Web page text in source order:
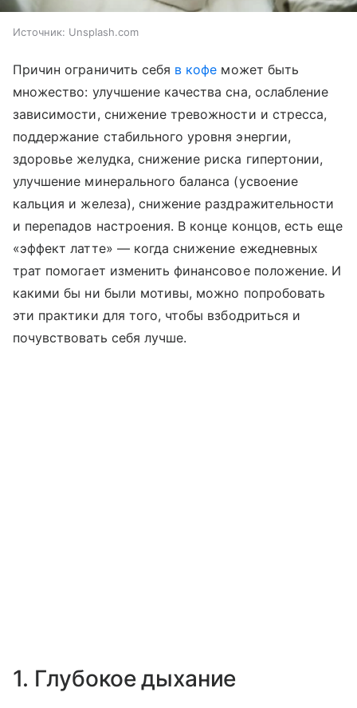
Источник: Unsplash.com
Причин ограничить себя в кофе может быть
множество: улучшение качества сна, ослабление
зависимости, снижение тревожности и стресса,
поддержание стабильного уровня энергии,
здоровье желудка, снижение риска гипертонии,
улучшение минерального баланса (усвоение
кальция и железа), снижение раздражительности
и перепадов настроения. В конце концов, есть еще
«эффект латте» — когда снижение ежедневных
трат помогает изменить финансовое положение. И
какими бы ни были мотивы, можно попробовать
эти практики для того, чтобы взбодриться и
почувствовать себя лучше.
1. Глубокое дыхание